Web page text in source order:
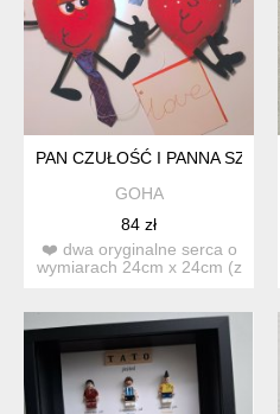
PAN CZUŁOŚĆ I PANNA
GOHA
84 zł
❤️ dwa oryginalne serca o
wymiarach 24cm x 24cm (z